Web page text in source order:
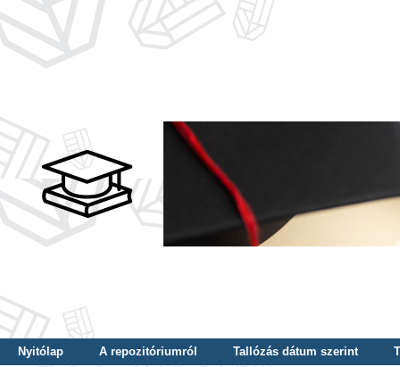
Nyitólap A repozitóriumról Tallózás dátum szerint